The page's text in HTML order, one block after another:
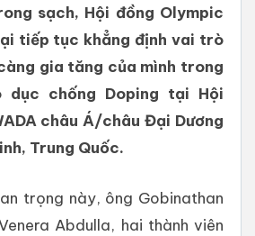
sạch, Hội đồng Olympic
tiếp tục khẳng định vai trò
gia tăng của mình trong
chống Doping tại Hội
châu Á/châu Đại Dương
Trung Quốc.
trọng này, ông Gobinathan
Abdulla, hai thành viên